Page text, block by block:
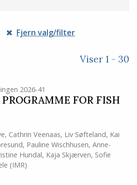
Fjern valg/filter
Viser 1 - 30
2026-41
FOR FISH
, Cathrin Veenaas, Liv Søfteland, Kai
, Pauline Wischhusen, Anne-
Hundal, Kaja Skjærven, Sofie
(IMR)